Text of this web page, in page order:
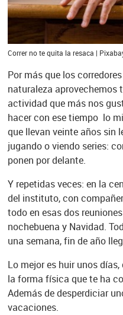
Correr no te quita la resaca |
Por más que los
naturaleza aprovechemos
actividad que más nos
hacer con ese tiempo lo
que llevan veinte años sin
jugando o viendo series:
ponen por delante.
Y repetidas veces: en la
del instituto, con
todo en esas dos
nochebuena y Navidad.
una semana, fin de año
Lo mejor es huir unos
la forma física que te ha
Además de desperdiciar
vacaciones.